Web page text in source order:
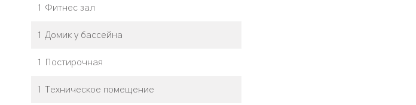
1 Фитнес зал
1 Домик у бассейна
1 Постирочная
1 Техническое помещение